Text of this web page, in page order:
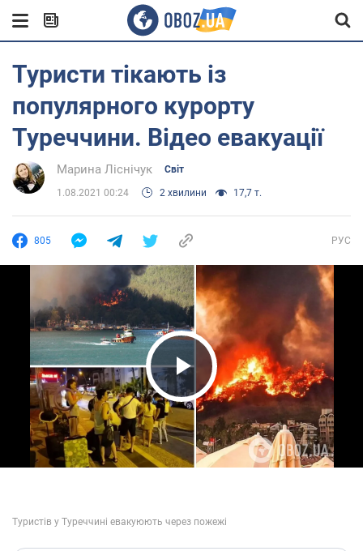
Туристи тікають із
популярного курорту
Туреччини. Відео евакуації
Марина Ліснічук Світ
1.08.2021 00:24 2 хвилини 17,7 т.
805 РУС
Play Video